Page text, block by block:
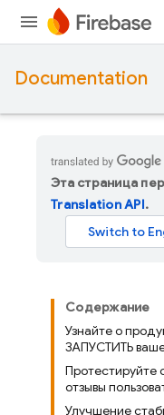
Documentation
Эта страница
Translation API.
Содержание
Узнайте о
ЗАПУСТИТЬ
Протестируйте
отзывы
Улучшение